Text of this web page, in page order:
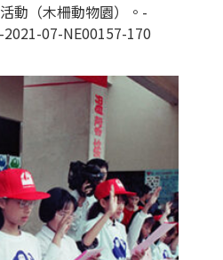
動（木柵動物園）。-
2021-07-NE00157-170